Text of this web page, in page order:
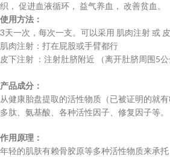
织， 促进‮循液血‬环， 益气养血， ‮贫善改‬血。
​使用方法：
3天一次，每次一支。可以采用 肌肉注射 或 皮
肌肉注射：打在屁股或手臂都行
皮下‮射注‬ ：注射肚脐附近 （离开肚脐周
产品成分：
从健康胎盘提取的活性物质（已被证明的就
多肽、氨基酸、各种活性因子、修复因子等。
作用原理：
年轻的肌肤有赖骨胶原等多种活性物质来承